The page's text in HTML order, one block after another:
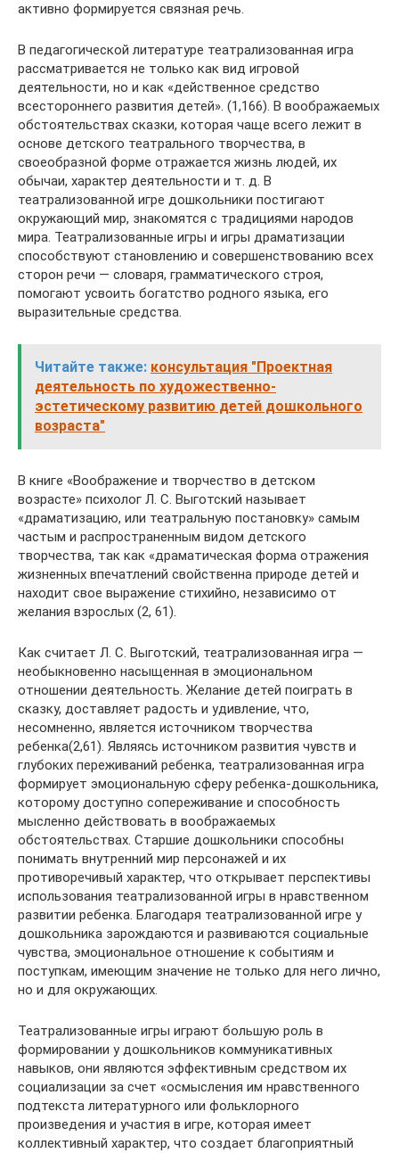
активно формируется связная речь.
В педагогической литературе театрализованная игра
рассматривается не только как вид игровой
деятельности, но и как «действенное средство
всестороннего развития детей». (1,166). В воображаемых
обстоятельствах сказки, которая чаще всего лежит в
основе детского театрального творчества, в
своеобразной форме отражается жизнь людей, их
обычаи, характер деятельности и т. д. В
театрализованной игре дошкольники постигают
окружающий мир, знакомятся с традициями народов
мира. Театрализованные игры и игры драматизации
способствуют становлению и совершенствованию всех
сторон речи — словаря, грамматического строя,
помогают усвоить богатство родного языка, его
выразительные средства.
Читайте также: консультация "Проектная
деятельность по художественно-
эстетическому развитию детей дошкольного
возраста"
В книге «Воображение и творчество в детском
возрасте» психолог Л. С. Выготский называет
«драматизацию, или театральную постановку» самым
частым и распространенным видом детского
творчества, так как «драматическая форма отражения
жизненных впечатлений свойственна природе детей и
находит свое выражение стихийно, независимо от
желания взрослых (2, 61).
Как считает Л. С. Выготский, театрализованная игра —
необыкновенно насыщенная в эмоциональном
отношении деятельность. Желание детей поиграть в
сказку, доставляет радость и удивление, что,
несомненно, является источником творчества
ребенка(2,61). Являясь источником развития чувств и
глубоких переживаний ребенка, театрализованная игра
формирует эмоциональную сферу ребенка-дошкольника,
которому доступно сопереживание и способность
мысленно действовать в воображаемых
обстоятельствах. Старшие дошкольники способны
понимать внутренний мир персонажей и их
противоречивый характер, что открывает перспективы
использования театрализованной игры в нравственном
развитии ребенка. Благодаря театрализованной игре у
дошкольника зарождаются и развиваются социальные
чувства, эмоциональное отношение к событиям и
поступкам, имеющим значение не только для него лично,
но и для окружающих.
Театрализованные игры играют большую роль в
формировании у дошкольников коммуникативных
навыков, они являются эффективным средством их
социализации за счет «осмысления им нравственного
подтекста литературного или фольклорного
произведения и участия в игре, которая имеет
коллективный характер, что создает благоприятный